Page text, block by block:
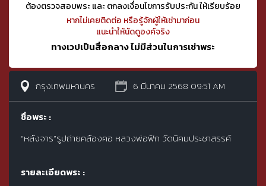
ต้องตรวจสอบพระ และ ตกลงเงื่อนไขการรับประกัน ให้เรียบร้อย
หากไม่เคยติดต่อ หรือรู้จักผู้ให้เช่ามาก่อน
แนะนำให้นัดดูองค์จริง
ทางเวปเป็นสื่อกลาง ไม่มีส่วนในการเช่าพระ
กรุงเทพมหานคร 6 มีนาคม 2568 09:51 AM
ชื่อพระ :
“หลังจาร”รูปถ่ายคล้องคอ หลวงพ่อฟัก วัดนิคมประชาสรรค์
รายละเอียดพระ :